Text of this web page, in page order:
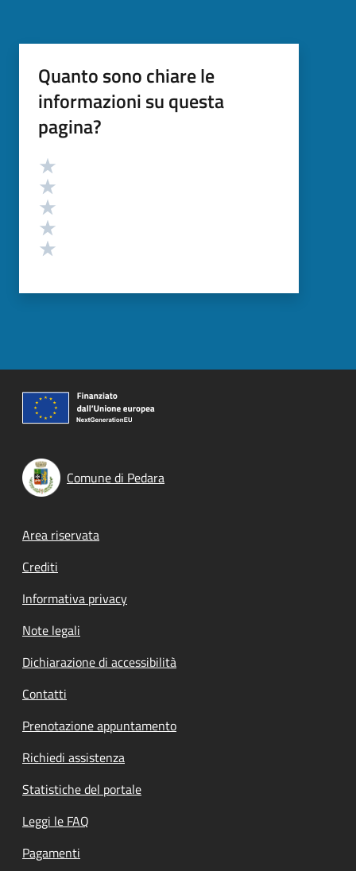
Quanto sono chiare le
informazioni su questa
pagina?
Valutazione
Comune di Pedara
Footer menu
Area riservata
Crediti
Informativa privacy
Note legali
Dichiarazione di accessibilità
Contatti
Prenotazione appuntamento
Richiedi assistenza
Statistiche del portale
Leggi le FAQ
Pagamenti